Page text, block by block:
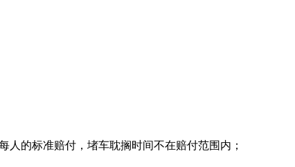
人的标准赔付，堵车耽搁时间不在赔付范围内；